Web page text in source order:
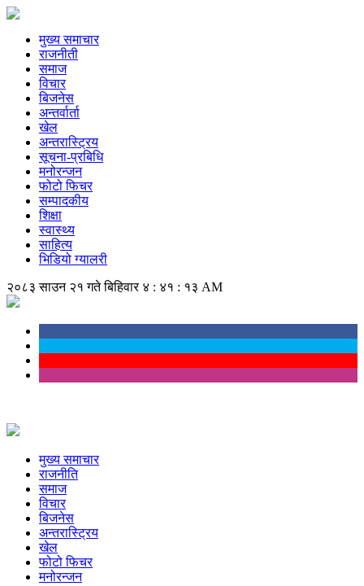
मुख्य समाचार
राजनीती
समाज
विचार
बिजनेस
अन्तर्वार्ता
खेल
अन्तरास्ट्रिय
सूचना-प्रबिधि
मनोरन्जन
फोटो फिचर
सम्पादकीय
शिक्षा
स्वास्थ्य
साहित्य
भिडियो ग्यालरी
२०८३ साउन २१ गते बिहिवार ४ : ४१ : १३ AM
मुख्य समाचार
राजनीति
समाज
विचार
बिजनेस
अन्तरास्ट्रिय
खेल
फोटो फिचर
मनोरन्जन